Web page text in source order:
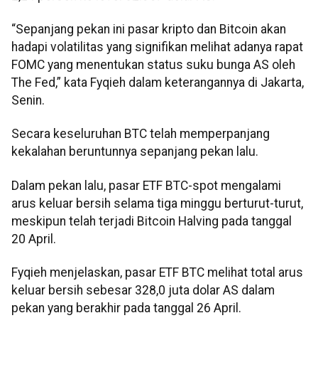
“Sepanjang pekan ini pasar kripto dan Bitcoin akan
hadapi volatilitas yang signifikan melihat adanya rapat
FOMC yang menentukan status suku bunga AS oleh
The Fed,” kata Fyqieh dalam keterangannya di Jakarta,
Senin.
Secara keseluruhan BTC telah memperpanjang
kekalahan beruntunnya sepanjang pekan lalu.
Dalam pekan lalu, pasar ETF BTC-spot mengalami
arus keluar bersih selama tiga minggu berturut-turut,
meskipun telah terjadi Bitcoin Halving pada tanggal
20 April.
Fyqieh menjelaskan, pasar ETF BTC melihat total arus
keluar bersih sebesar 328,0 juta dolar AS dalam
pekan yang berakhir pada tanggal 26 April.